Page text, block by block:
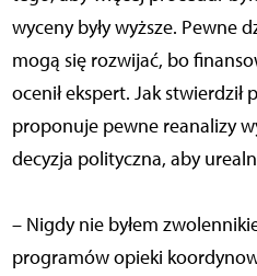
wyceny były wyższe. Pewne
mogą się rozwijać, bo
ocenił ekspert. Jak stwierdził
proponuje pewne reanalizy
decyzja polityczna, aby
– Nigdy nie byłem
programów opieki